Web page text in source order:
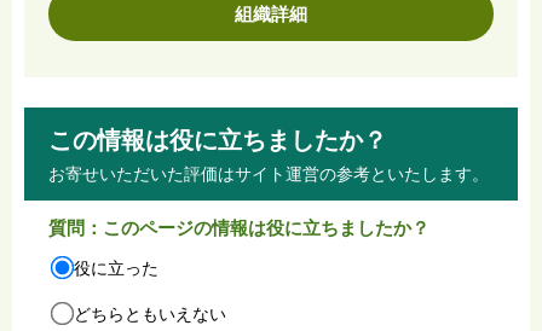
組織詳細
この情報は役に立ちましたか？
お寄せいただいた評価はサイト運営の参考といたします。
質問：このページの情報は役に立ちましたか？
役に立った
どちらともいえない